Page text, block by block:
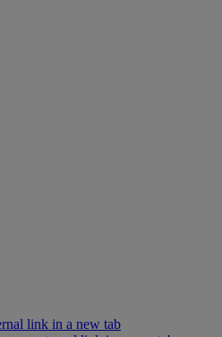
link in a new tab